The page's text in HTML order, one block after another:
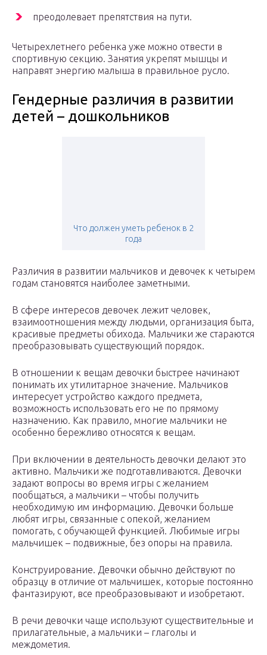
преодолевает препятствия на пути.
Четырехлетнего ребенка уже можно отвести в
спортивную секцию. Занятия укрепят мышцы и
направят энергию малыша в правильное русло.
Гендерные различия в развитии
детей – дошкольников
Что должен уметь ребенок в 2
года
Различия в развитии мальчиков и девочек к четырем
годам становятся наиболее заметными.
В сфере интересов девочек лежит человек,
взаимоотношения между людьми, организация быта,
красивые предметы обихода. Мальчики же стараются
преобразовывать существующий порядок.
В отношении к вещам девочки быстрее начинают
понимать их утилитарное значение. Мальчиков
интересует устройство каждого предмета,
возможность использовать его не по прямому
назначению. Как правило, многие мальчики не
особенно бережливо относятся к вещам.
При включении в деятельность девочки делают это
активно. Мальчики же подготавливаются. Девочки
задают вопросы во время игры с желанием
пообщаться, а мальчики – чтобы получить
необходимую им информацию. Девочки больше
любят игры, связанные с опекой, желанием
помогать, с обучающей функцией. Любимые игры
мальчишек – подвижные, без опоры на правила.
Конструирование. Девочки обычно действуют по
образцу в отличие от мальчишек, которые постоянно
фантазируют, все преобразовывают и изобретают.
В речи девочки чаще используют существительные и
прилагательные, а мальчики – глаголы и
междометия.